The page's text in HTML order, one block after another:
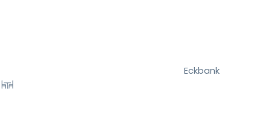
Eckbank